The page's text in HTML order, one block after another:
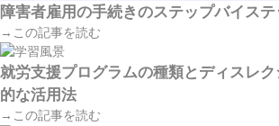
障害者雇用の手続きのステップバイス
→この記事を読む
就労支援プログラムの種類とディスレ
的な活用法
→この記事を読む